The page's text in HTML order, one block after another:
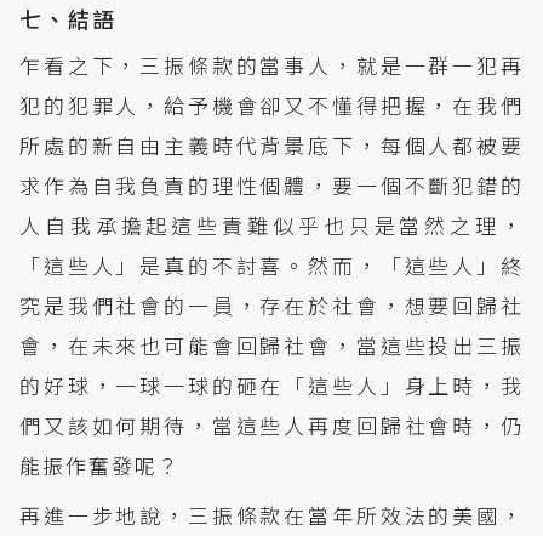
七、結語
乍看之下，三振條款的當事人，就是一群一犯再
犯的犯罪人，給予機會卻又不懂得把握，在我們
所處的新自由主義時代背景底下，每個人都被要
求作為自我負責的理性個體，要一個不斷犯錯的
人自我承擔起這些責難似乎也只是當然之理，
「這些人」是真的不討喜。然而，「這些人」終
究是我們社會的一員，存在於社會，想要回歸社
會，在未來也可能會回歸社會，當這些投出三振
的好球，一球一球的砸在「這些人」身上時，我
們又該如何期待，當這些人再度回歸社會時，仍
能振作奮發呢？
再進一步地說，三振條款在當年所效法的美國，